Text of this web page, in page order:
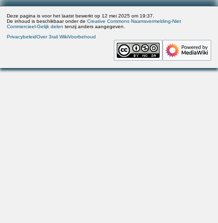
Deze pagina is voor het laatst bewerkt op 12 mei 2025 om 19:37.
De inhoud is beschikbaar onder deCreative Commons Naamsvermelding-Niet
Commercieel-Gelijk delen tenzij anders aangegeven.
PrivacybeleidOver 3rail WikiVoorbehoud